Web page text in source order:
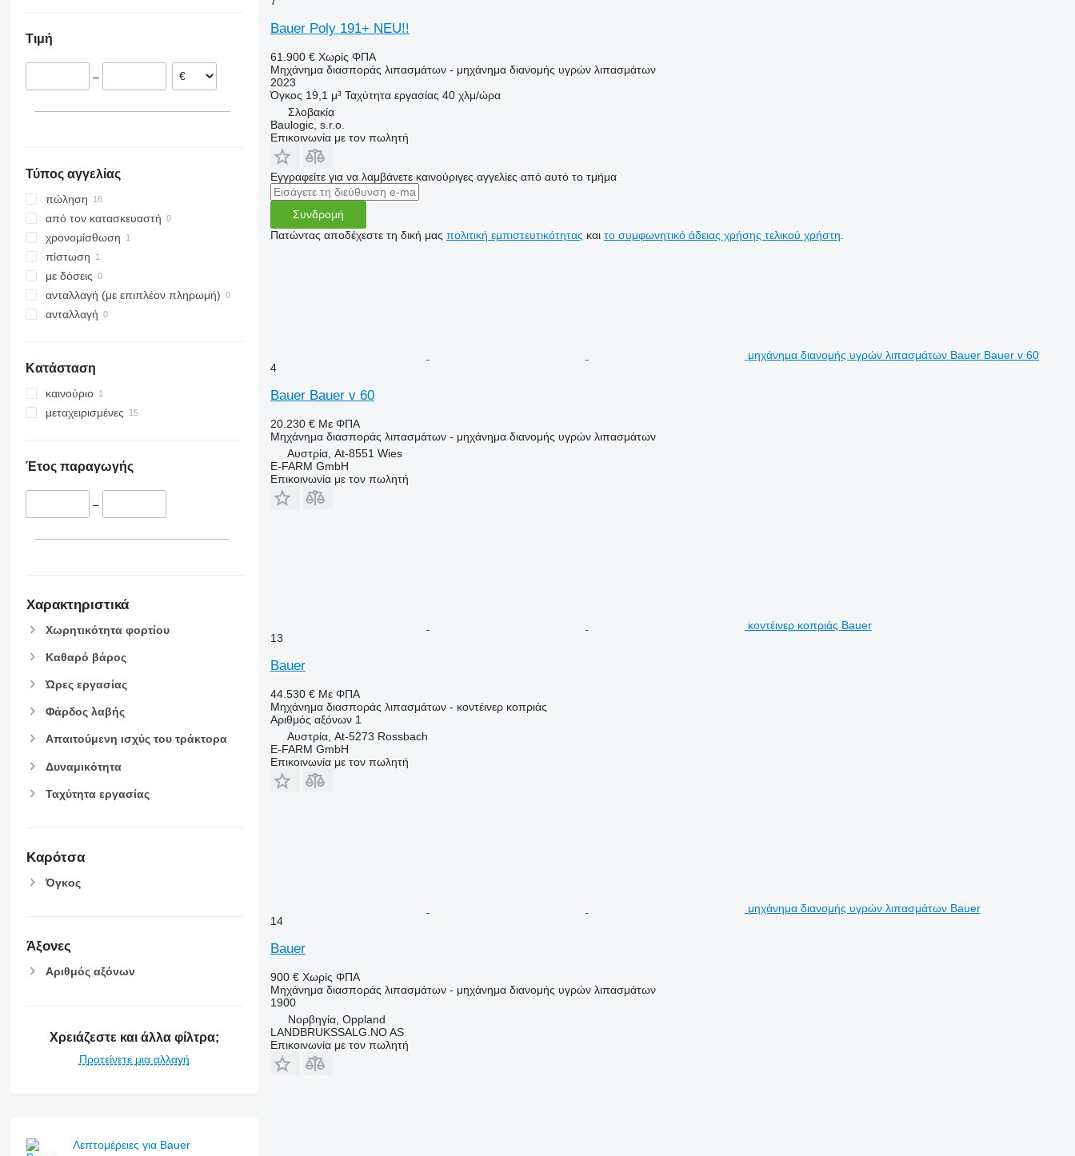
Νορβηγία
Τιμή
–
Τύπος αγγελίας
πώληση
από τον κατασκευαστή
χρονομίσθωση
πίστωση
με δόσεις
ανταλλαγή (με επιπλέον πληρωμή)
ανταλλαγή
Κατάσταση
καινούριο
μεταχειρισμένες
Έτος παραγωγής
–
Χαρακτηριστικά
Χωρητικότητα φορτίου
Καθαρό βάρος
Ώρες εργασίας
Φάρδος λαβής
Απαιτούμενη ισχύς του τράκτορα
Δυναμικότητα
Ταχύτητα εργασίας
Καρότσα
Όγκος
Άξονες
Αριθμός αξόνων
Χρειάζεστε και άλλα φίλτρα;
Προτείνετε μια αλλαγή
Λεπτομέρειες για Bauer
Bauer Poly 191+ NEU!!
61.900 € Χωρίς ΦΠΑ
Μηχάνημα διασποράς λιπασμάτων - μηχάνημα διανομής υγρών λιπασμάτων
2023
Όγκος 19,1 μ³ Ταχύτητα εργασίας 40 χλμ/ώρα
Σλοβακία
Baulogic, s.r.o.
Επικοινωνία με τον πωλητή
Εγγραφείτε για να λαμβάνετε καινούριγες αγγελίες από αυτό το τμήμα
Συνδρομή
Πατώντας αποδέχεστε τη δική μας πολιτική εμπιστευτικότητας και το συμφωνητικό άδειας χρήσης τελικού χρήστη
μηχάνημα διανομής υγρών λιπασμάτων Bauer Bauer v 60
4
Bauer Bauer v 60
20.230 € Με ΦΠΑ
Μηχάνημα διασποράς λιπασμάτων - μηχάνημα διανομής υγρών λιπασμάτων
Αυστρία, At-8551 Wies
E-FARM GmbH
Επικοινωνία με τον πωλητή
κοντέινερ κοπριάς Bauer
13
Bauer
44.530 € Με ΦΠΑ
Μηχάνημα διασποράς λιπασμάτων - κοντέινερ κοπριάς
Αριθμός αξόνων 1
Αυστρία, At-5273 Rossbach
E-FARM GmbH
Επικοινωνία με τον πωλητή
μηχάνημα διανομής υγρών λιπασμάτων Bauer
14
Bauer
900 € Χωρίς ΦΠΑ
Μηχάνημα διασποράς λιπασμάτων - μηχάνημα διανομής υγρών λιπασμάτων
1900
Νορβηγία, Oppland
LANDBRUKSSALG.NO AS
Επικοινωνία με τον πωλητή